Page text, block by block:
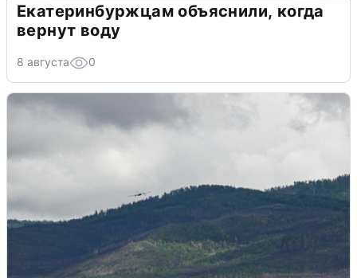
Екатеринбуржцам объяснили, когда
вернут воду
8 августа 0